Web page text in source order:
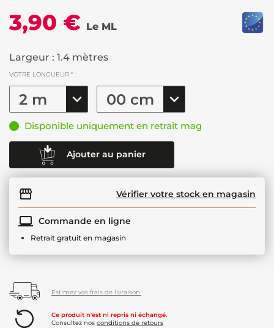
3,90 € Le ML
Largeur : 1.4 mètres
VOTRE LONGUEUR * :
Disponible uniquement en retrait mag
Ajouter au panier
Vérifier votre stock en magasin
Commande en ligne
Retrait gratuit en magasin
Estimez vos frais de livraison.
Ce produit n'est ni repris ni échangé.
Consultez nos conditions de retours